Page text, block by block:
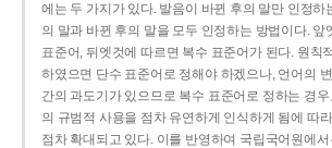
에는 두 가지가 있다. 발음이 바뀐 후의 말만 인정하
의 말과 바뀐 후의 말을 모두 인정하는 방법이다. 앞
표준어, 뒤엣것에 따르면 복수 표준어가 된다. 원칙
하였으면 단수 표준어로 정해야 하겠으나, 언어의
간의 과도기가 있으므로 복수 표준어로 정하는 경
의 규범적 사용을 점차 유연하게 인식하게 됨에 따
점차 확대되고 있다. 이를 반영하여 국립국어원에